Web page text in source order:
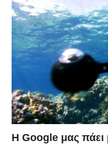
H Google μας